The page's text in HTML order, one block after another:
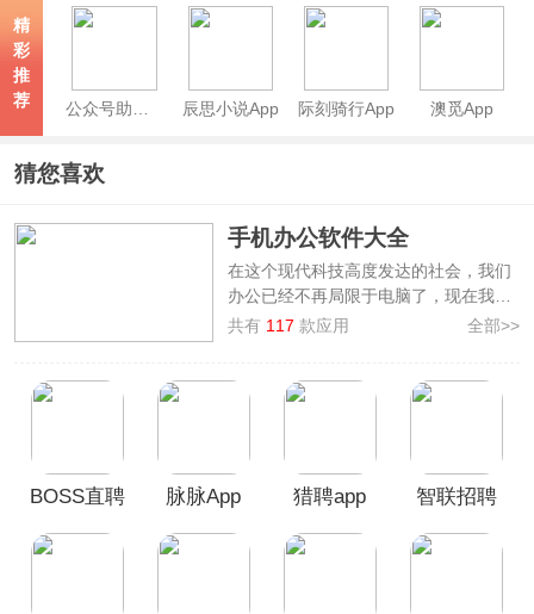
精
彩
推
荐
公众号助手App 辰思小说App 际刻骑行App 澳觅App
猜您喜欢
手机办公软件大全
在这个现代科技高度发达的社会，我们
办公已经不再局限于电脑了，现在我们
在手机上也能够进行办公了。手机办公
办公，极大的提高了工作效率。我们的
手机办公软件大全为广大网友提供了主
流办公、视频会议、办公文档、笔记、
有咱们熟知的企业微信、钉钉、腾讯会
共有 117 款应用 全部>>
BOSS直聘
脉脉App 猎聘app
智联招聘